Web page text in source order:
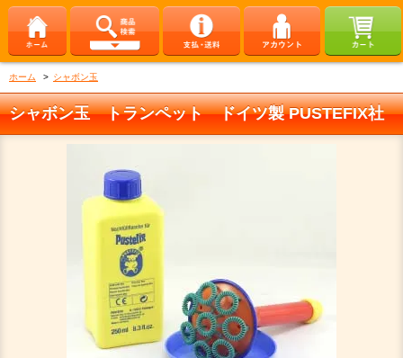
ホーム > シャボン玉
シャボン玉 トランペット ドイツ製 PUSTEFIX社